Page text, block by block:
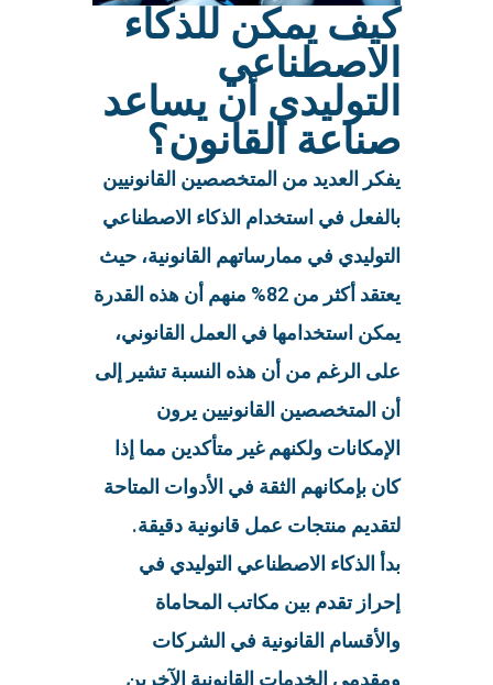
كيف يمكن للذكاء
الاصطناعي
التوليدي أن يساعد
صناعة القانون؟
يفكر العديد من المتخصصين القانونيين
بالفعل في استخدام الذكاء الاصطناعي
التوليدي في ممارساتهم القانونية، حيث
يعتقد أكثر من 82% منهم أن هذه القدرة
يمكن استخدامها في العمل القانوني،
على الرغم من أن هذه النسبة تشير إلى
أن المتخصصين القانونيين يرون
الإمكانات ولكنهم غير متأكدين مما إذا
كان بإمكانهم الثقة في الأدوات المتاحة
لتقديم منتجات عمل قانونية دقيقة.
بدأ الذكاء الاصطناعي التوليدي في
إحراز تقدم بين مكاتب المحاماة
والأقسام القانونية في الشركات
ومقدمي الخدمات القانونية الآخرين